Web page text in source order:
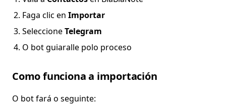
Faga clic en Importar
SeleccioneTelegram
O bot guiaralle polo proceso
Como funciona a importación
O bot fará o seguinte: